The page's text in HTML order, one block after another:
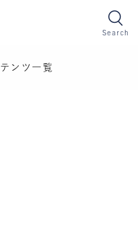
Search
ンツ一覧